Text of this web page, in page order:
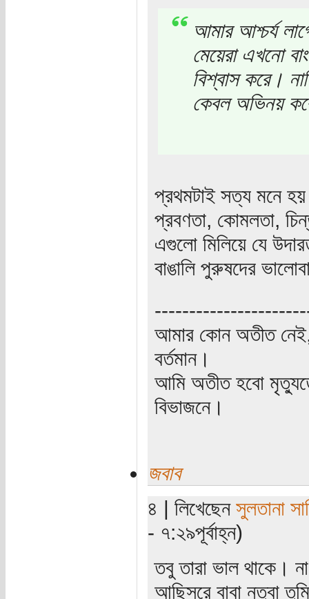
আমার আশ্চর্য
মেয়েরা এখনো
বিশ্বাস করে।
কেবল অভিনয়
প্রথমটাই সত্য মনে হয়
প্রবণতা, কোমলতা,
এগুলো মিলিয়ে যে
বাঙালি পুরুষদের
আমার কোন অতীত
বর্তমান।
আমি অতীত হবো
বিভাজনে।
জবাব
৪ | লিখেছেন সুলতানা
- ৭:২৯পূর্বাহ্ন)
তবু তারা ভাল থাকে।
আছিসরে বাবা নতুবা